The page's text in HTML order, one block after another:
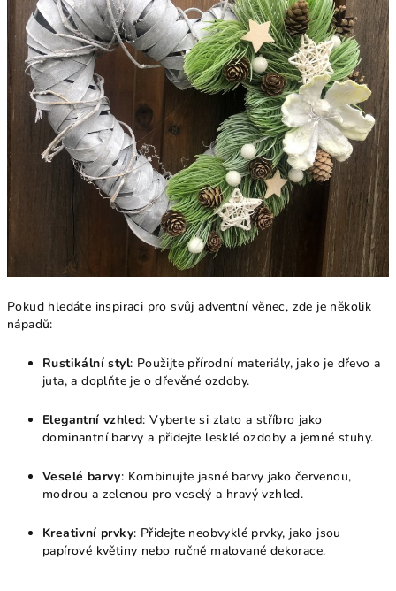
Pokud hledáte inspiraci pro svůj adventní věnec, zde je několik
nápadů:
Rustikální styl: Použijte přírodní materiály, jako je dřevo a
juta, a doplňte je o dřevěné ozdoby.
Elegantní vzhled: Vyberte si zlato a stříbro jako
dominantní barvy a přidejte lesklé ozdoby a jemné stuhy.
Veselé barvy: Kombinujte jasné barvy jako červenou,
modrou a zelenou pro veselý a hravý vzhled.
Kreativní prvky: Přidejte neobvyklé prvky, jako jsou
papírové květiny nebo ručně malované dekorace.